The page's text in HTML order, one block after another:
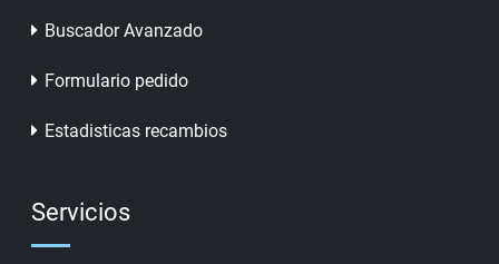
Buscador Avanzado
Formulario pedido
Estadisticas recambios
Servicios